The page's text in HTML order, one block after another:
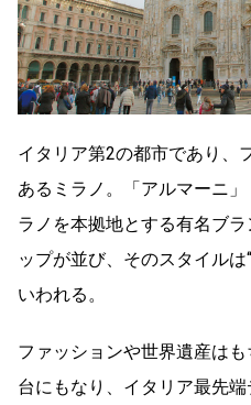
イタリア第2の都市であり、
あるミラノ。「アルマーニ
ラノを本拠地とする有名ブ
ップが並び、そのスタイル
いわれる。
ファッションや世界遺産は
台にもなり、イタリア最先